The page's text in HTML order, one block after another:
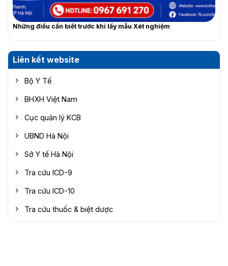
Những điều cần biết trước khi lấy mẫu Xét nghiệm
Liên kết website
Bộ Y Tế
BHXH Việt Nam
Cục quản lý KCB
UBND Hà Nội
Sở Y tế Hà Nội
Tra cứu ICD-9
Tra cứu ICD-10
Tra cứu thuốc & biệt dược